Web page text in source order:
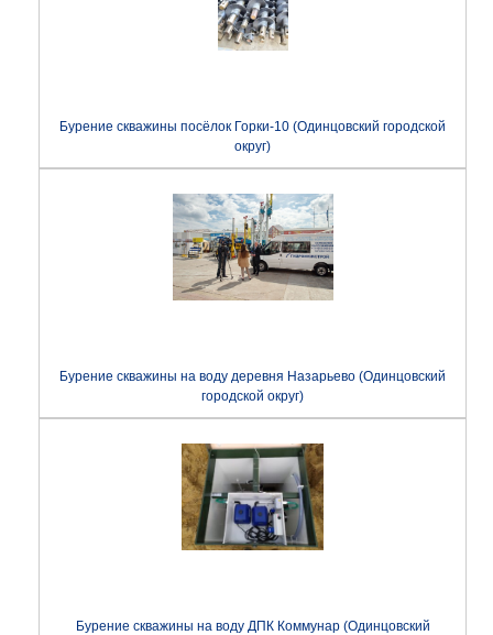
Бурение скважины посёлок Горки-10 (Одинцовский городской
округ)
Бурение скважины на воду деревня Назарьево (Одинцовский
городской округ)
Бурение скважины на воду ДПК Коммунар (Одинцовский